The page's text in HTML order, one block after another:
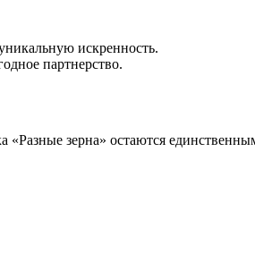
искренность.
партнерство.
зерна» остаются